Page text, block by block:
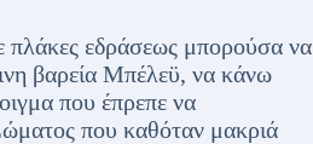
πλάκες εδράσεως μπορούσα να
βαρεία Μπέλεϋ, να κάνω
που έπρεπε να
που καθόταν μακριά